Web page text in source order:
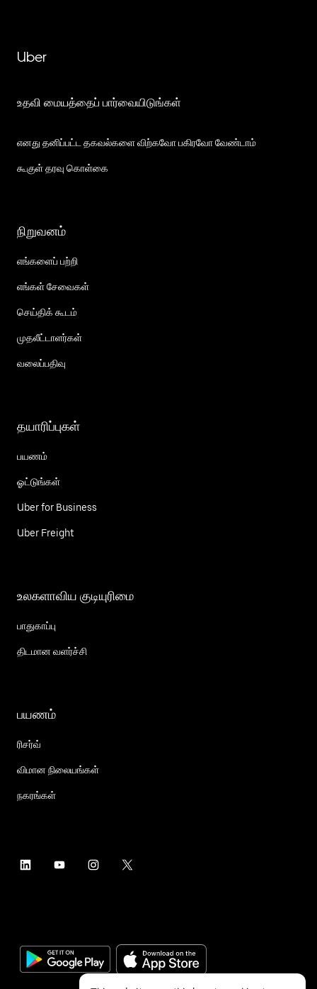
Uber
உதவி மையத்தைப் பார்வையிடுங்கள்
எனது தனிப்பட்ட தகவல்களை விற்கவோ பகிரவோ வேண்டாம்
கூகுள் தரவு கொள்கை
நிறுவனம்
எங்களைப் பற்றி
எங்கள் சேவைகள்
செய்திக் கூடம்
முதலீட்டாளர்கள்
வலைப்பதிவு
தயாரிப்புகள்
பயணம்
ஓட்டுங்கள்
Uber for Business
Uber Freight
உலகளாவிய குடியுரிமை
பாதுகாப்பு
திடமான வளர்ச்சி
பயணம்
ரிசர்வ்
விமான நிலையங்கள்
நகரங்கள்